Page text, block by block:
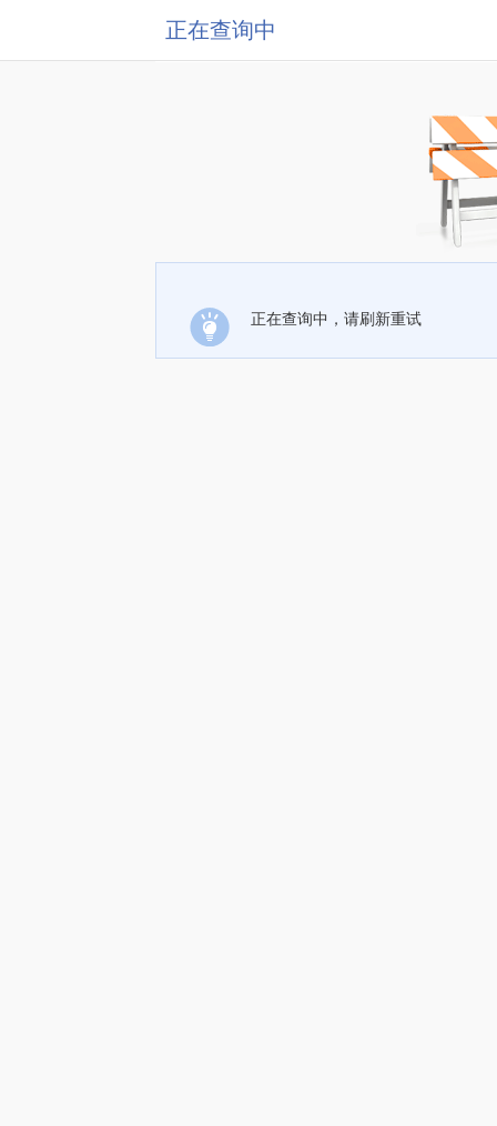
正在查询中
正在查询中，请刷新重试